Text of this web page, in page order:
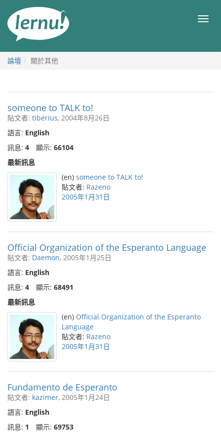
目
論壇 關於其他
someone to TALK to!
貼文者: tiberius, 2004年8月26日
語言: English
訊息: 4 顯示: 66104
最新訊息
(en) someone to TALK to!
貼文者: Razeno
2005年1月31日
Official Organization of the Esperanto Language
貼文者: Daemon, 2005年1月25日
語言: English
訊息: 4 顯示: 68491
最新訊息
(en) Official Organization of the Esperanto
Language
貼文者: Razeno
2005年1月31日
Fundamento de Esperanto
貼文者: kazimer, 2005年1月24日
語言: English
訊息: 1 顯示: 69753